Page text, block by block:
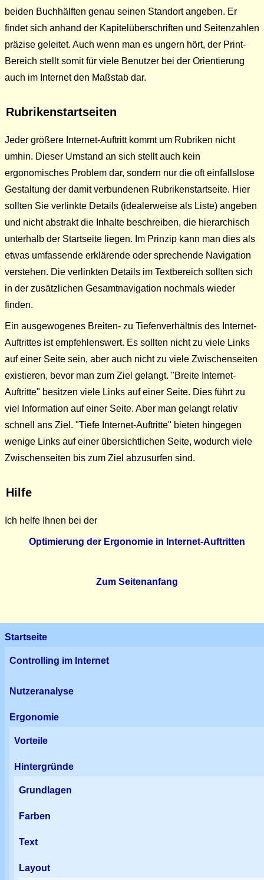
beiden Buchhälften genau seinen Standort angeben. Er
findet sich anhand der Kapitelüberschriften und Seitenzahlen
präzise geleitet. Auch wenn man es ungern hört, der Print-
Bereich stellt somit für viele Benutzer bei der Orientierung
auch im Internet den Maßstab dar.
Rubrikenstartseiten
Jeder größere Internet-Auftritt kommt um Rubriken nicht
umhin. Dieser Umstand an sich stellt auch kein
ergonomisches Problem dar, sondern nur die oft einfallslose
Gestaltung der damit verbundenen Rubrikenstartseite. Hier
sollten Sie verlinkte Details (idealerweise als Liste) angeben
und nicht abstrakt die Inhalte beschreiben, die hierarchisch
unterhalb der Startseite liegen. Im Prinzip kann man dies als
etwas umfassende erklärende oder sprechende Navigation
verstehen. Die verlinkten Details im Textbereich sollten sich
in der zusätzlichen Gesamtnavigation nochmals wieder
finden.
Ein ausgewogenes Breiten- zu Tiefenverhältnis des Internet-
Auftrittes ist empfehlenswert. Es sollten nicht zu viele Links
auf einer Seite sein, aber auch nicht zu viele Zwischenseiten
existieren, bevor man zum Ziel gelangt. "Breite Internet-
Auftritte" besitzen viele Links auf einer Seite. Dies führt zu
viel Information auf einer Seite. Aber man gelangt relativ
schnell ans Ziel. "Tiefe Internet-Auftritte" bieten hingegen
wenige Links auf einer übersichtlichen Seite, wodurch viele
Zwischenseiten bis zum Ziel abzusurfen sind.
Hilfe
Ich helfe Ihnen bei der
Optimierung der Ergonomie in Internet-Auftritten
Zum Seitenanfang
Startseite
Controlling im Internet
Nutzeranalyse
Ergonomie
Vorteile
Hintergründe
Grundlagen
Farben
Text
Layout